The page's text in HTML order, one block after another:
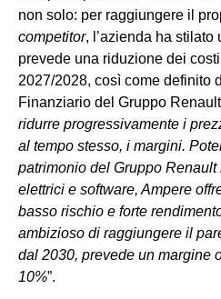
non solo: per raggiungere il
competitor, l’azienda ha
prevede una riduzione dei
2027/2028, così come definito
Finanziario del Gruppo
ridurre progressivamente i
al tempo stesso, i margini.
patrimonio del Gruppo
elettrici e software, Ampere
basso rischio e forte
ambizioso di raggiungere il
dal 2030, prevede un margine
10%”.